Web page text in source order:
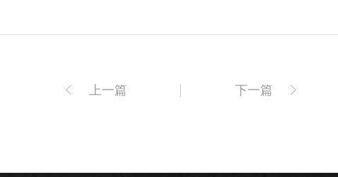
上一篇 下一篇